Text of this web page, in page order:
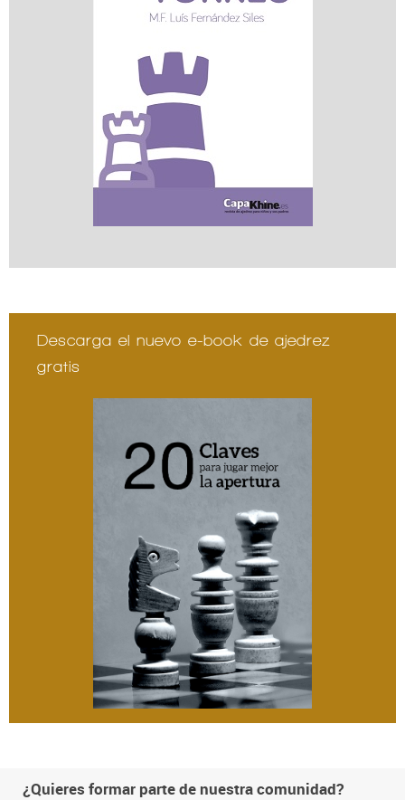
Descarga el nuevo e-book de ajedrez
gratis
¿Quieres formar parte de nuestra comunidad?